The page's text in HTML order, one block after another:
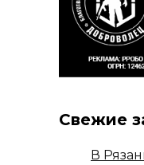
Свежие
В